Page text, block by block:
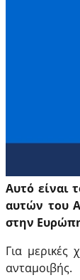
Αυτό είναι
αυτών του
στην
Για
ανταμοιβής.